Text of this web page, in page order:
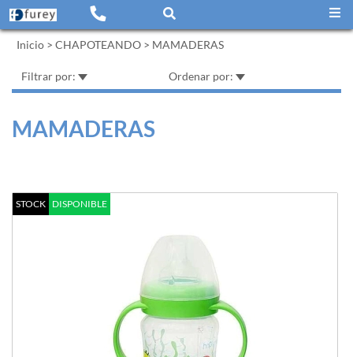
Inicio > CHAPOTEANDO > MAMADERAS
Filtrar por: Ordenar por:
MAMADERAS
STOCK DISPONIBLE